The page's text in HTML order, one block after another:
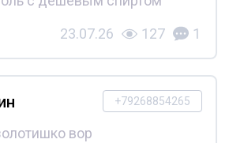
23.07.26 127 1
+79268854265
вор